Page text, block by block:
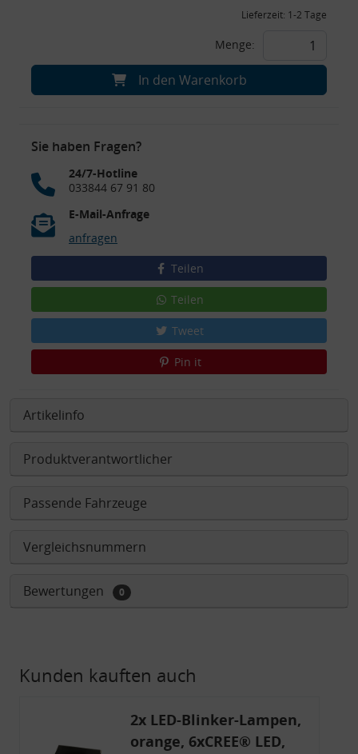
Lieferzeit: 1-2 Tage
Menge:
In den Warenkorb
Sie haben Fragen?
24/7-Hotline
033844 67 91 80
E-Mail-Anfrage
anfragen
Teilen
Teilen
Tweet
Pin it
Artikelinfo
Produktverantwortlicher
Passende Fahrzeuge
Vergleichsnummern
Bewertungen 0
Kunden kauften auch
2x LED-Blinker-Lampen,
orange, 6xCREE® LED,